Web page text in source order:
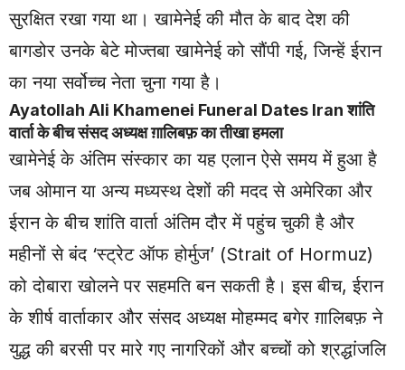
सुरक्षित रखा गया था। खामेनेई की मौत के बाद देश की
बागडोर उनके बेटे मोज्तबा खामेनेई को सौंपी गई, जिन्हें ईरान
का नया सर्वोच्च नेता चुना गया है।
Ayatollah Ali Khamenei Funeral Dates Iran शांति
वार्ता के बीच संसद अध्यक्ष ग़ालिबफ़ का तीखा हमला
खामेनेई के अंतिम संस्कार का यह एलान ऐसे समय में हुआ है
जब ओमान या अन्य मध्यस्थ देशों की मदद से अमेरिका और
ईरान के बीच शांति वार्ता अंतिम दौर में पहुंच चुकी है और
महीनों से बंद ‘स्ट्रेट ऑफ होर्मुज’ (Strait of Hormuz)
को दोबारा खोलने पर सहमति बन सकती है। इस बीच, ईरान
के शीर्ष वार्ताकार और संसद अध्यक्ष मोहम्मद बगेर ग़ालिबफ़ ने
युद्ध की बरसी पर मारे गए नागरिकों और बच्चों को श्रद्धांजलि